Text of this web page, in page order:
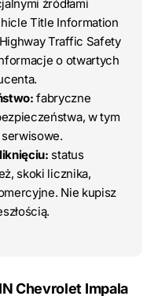
źródłami
Title Information
Traffic Safety
o otwartych
fabryczne
w tym
status
skoki licznika,
Nie kupisz
Chevrolet Impala